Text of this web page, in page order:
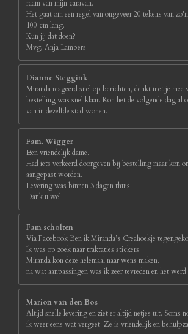
raam van mijn caravan.
Het gaat om een regel van ongeveer 20 tekens van
100 cm lang.
Kun jij dat doen?
Mvg, Anja Lambers
Dianne Steggink
Miranda reageerd snel op berichten, denkt met je mee
bestelling was snel klaar. Kon het de volgende dag al
van in dezelfde stad wonen.
Fam. Wigger
Een vriendelijk dame.
Had iets verkeerd doorgeven bij bestelling maar kon
aangepast worden.
Levering was binnen 3 dagen thuis.
Dank u wel
Fam scholten
Via Facebook Ben ik Miranda’s Creahoekje
Ik was op zoek naar traktaties stickers.
Miranda kon deze helemaal naar wens maken.
na wat aanpassingen was ik zeer tevreden en het werd
Marion van den Bos
Altijd snelle levering en ziet er altijd netjes uit. Soms
ik weer eens wat vergeet. Ze is vriendelijk en